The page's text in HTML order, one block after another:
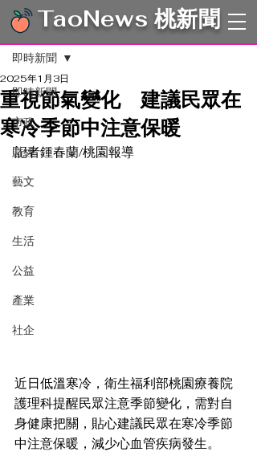
TaoNews 桃新聞
文章
即時新聞
市政
財經
藝文
教育
生活
公益
產業
社企
即時新聞
重視節氣變化 建議民眾在
寒冷季節中注意保暖
2025年1月3日
記者鍾春蘭/桃園報導
近日低溫寒冷，衛生福利部桃園療養院
護理科提醒民眾注意季節變化，需對自
身健康把關，貼心建議民眾在寒冷季節
中注意保暖，減少心血管疾病發生。